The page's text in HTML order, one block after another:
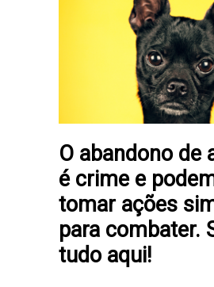
O abandono de
é crime e
tomar ações
para combater.
tudo aqui!